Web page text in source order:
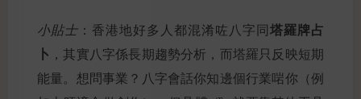
小貼士 ：香港地好多人都混淆咗八字同塔羅牌占
卜 ，其實八字係長期趨勢分析，而塔羅只反映短期
能量。想問事業？八字會話你知邊個行業啱你（例